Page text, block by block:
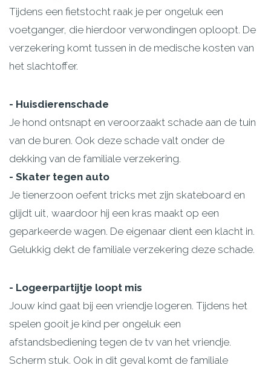
Tijdens een fietstocht raak je per ongeluk een
voetganger, die hierdoor verwondingen oploopt. De
verzekering komt tussen in de medische kosten van
het slachtoffer.
- Huisdierenschade
Je hond ontsnapt en veroorzaakt schade aan de tuin
van de buren. Ook deze schade valt onder de
dekking van de familiale verzekering.
- Skater tegen auto
Je tienerzoon oefent tricks met zijn skateboard en
glijdt uit, waardoor hij een kras maakt op een
geparkeerde wagen. De eigenaar dient een klacht in.
Gelukkig dekt de familiale verzekering deze schade.
- Logeerpartijtje loopt mis
Jouw kind gaat bij een vriendje logeren. Tijdens het
spelen gooit je kind per ongeluk een
afstandsbediening tegen de tv van het vriendje.
Scherm stuk. Ook in dit geval komt de familiale